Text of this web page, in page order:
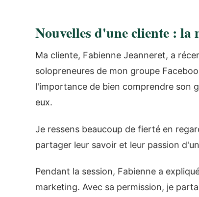
Nouvelles d'une cliente : la
Ma cliente, Fabienne Jeanneret, a
solopreneures de mon groupe
l'importance de bien comprendre son
eux.
Je ressens beaucoup de fierté en
partager leur savoir et leur passion
Pendant la session, Fabienne a
marketing. Avec sa permission, je